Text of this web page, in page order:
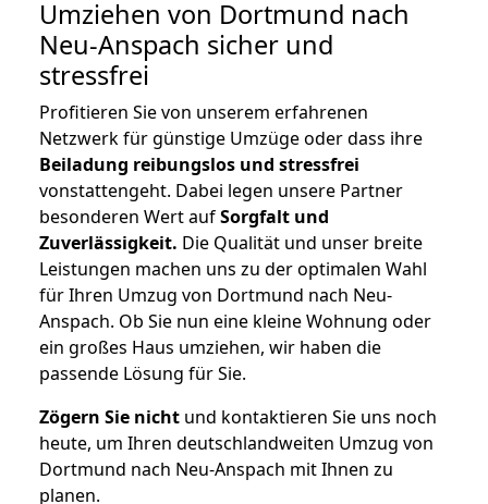
Umziehen von Dortmund nach
Neu-Anspach sicher und
stressfrei
Profitieren Sie von unserem erfahrenen
Netzwerk für günstige Umzüge oder dass ihre
Beiladung reibungslos und stressfrei
vonstattengeht. Dabei legen unsere Partner
besonderen Wert aufSorgfalt und
Zuverlässigkeit. Die Qualität und unser breite
Leistungen machen uns zu der optimalen Wahl
für Ihren Umzug von Dortmund nach Neu-
Anspach. Ob Sie nun eine kleine Wohnung oder
ein großes Haus umziehen, wir haben die
passende Lösung für Sie.
Zögern Sie nicht und kontaktieren Sie uns noch
heute, um Ihren deutschlandweiten Umzug von
Dortmund nach Neu-Anspach mit Ihnen zu
planen.